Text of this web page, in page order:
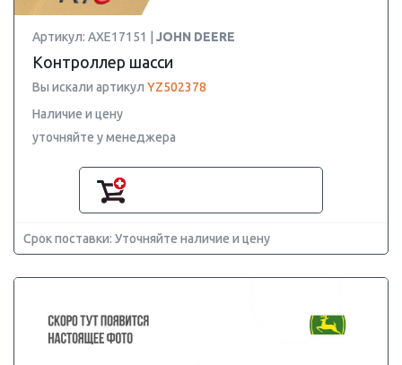
Артикул: AXE17151 | JOHN DEERE
Контроллер шасси
Вы искали артикул YZ502378
Наличие и цену
уточняйте у менеджера
Срок поставки: Уточняйте наличие и цену